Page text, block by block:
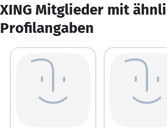
XING Mitglieder mit
Profilangaben